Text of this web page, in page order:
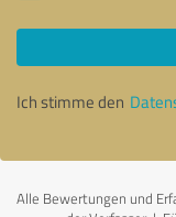
Ich stimme den
Alle Bewertungen und